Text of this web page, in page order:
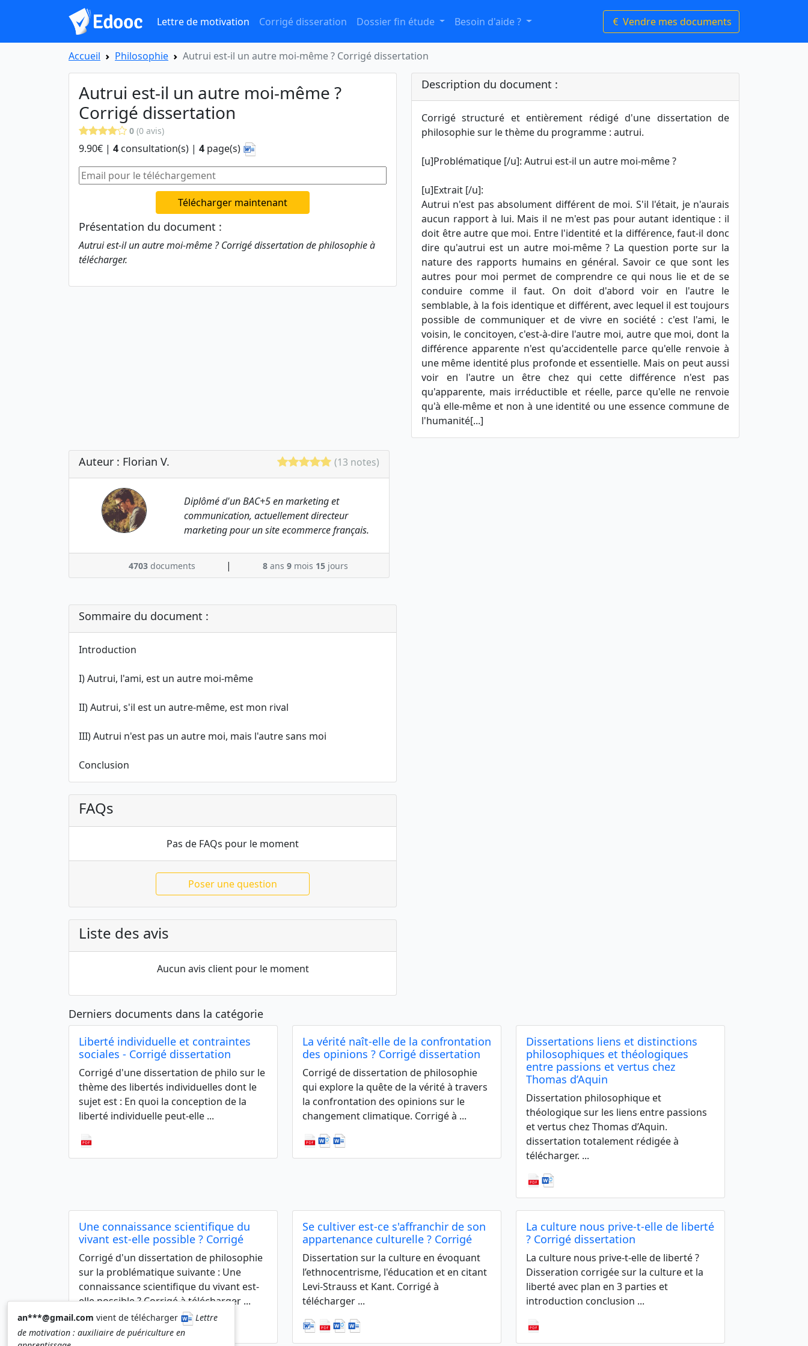
Lettre de motivation Corrigé disseration Dossier fin étude Besoin d'aide ? Vendre mes documents
Accueil Philosophie Autrui est-il un autre moi-même ? Corrigé dissertation
Autrui est-il un autre moi-même ?
Corrigé dissertation
0 (0 avis)
9.90€ | 4 consultation(s) | 4 page(s)
Télécharger maintenant
Présentation du document :
Autrui est-il un autre moi-même ? Corrigé dissertation de philosophie à
télécharger.
Description du document :
Corrigé structuré et entièrement rédigé d'une dissertation de
philosophie sur le thème du programme : autrui.
[u]Problématique [/u]: Autrui est-il un autre moi-même ?
[u]Extrait [/u]:
Autrui n'est pas absolument différent de moi. S'il l'était, je n'aurais
aucun rapport à lui. Mais il ne m'est pas pour autant identique : il
doit être autre que moi. Entre l'identité et la différence, faut-il donc
dire qu'autrui est un autre moi-même ? La question porte sur la
nature des rapports humains en général. Savoir ce que sont les
autres pour moi permet de comprendre ce qui nous lie et de se
conduire comme il faut. On doit d'abord voir en l'autre le
semblable, à la fois identique et différent, avec lequel il est toujours
possible de communiquer et de vivre en société : c'est l'ami, le
voisin, le concitoyen, c'est-à-dire l'autre moi, autre que moi, dont la
différence apparente n'est qu'accidentelle parce qu'elle renvoie à
une même identité plus profonde et essentielle. Mais on peut aussi
voir en l'autre un être chez qui cette différence n'est pas
qu'apparente, mais irréductible et réelle, parce qu'elle ne renvoie
qu'à elle-même et non à une identité ou une essence commune de
l'humanité[...]
Auteur : Florian V. (13 notes)
Diplômé d'un BAC+5 en marketing et
communication, actuellement directeur
marketing pour un site ecommerce français.
4703 documents | 8ans 9mois 15jours
Sommaire du document :
Introduction
I) Autrui, l'ami, est un autre moi-même
II) Autrui, s'il est un autre-même, est mon rival
III) Autrui n'est pas un autre moi, mais l'autre sans moi
Conclusion
FAQs
Pas de FAQs pour le moment
Poser une question
Liste des avis
Aucun avis client pour le moment
Derniers documents dans la catégorie
Liberté individuelle et contraintes
sociales - Corrigé dissertation
Corrigé d'une dissertation de philo sur le
thème des libertés individuelles dont le
sujet est : En quoi la conception de la
liberté individuelle peut-elle ...
La vérité naît-elle de la confrontation
des opinions ? Corrigé dissertation
Corrigé de dissertation de philosophie
qui explore la quête de la vérité à travers
la confrontation des opinions sur le
changement climatique. Corrigé à ...
Dissertations liens et distinctions
philosophiques et théologiques
entre passions et vertus chez
Thomas d’Aquin
Dissertation philosophique et
théologique sur les liens entre passions
et vertus chez Thomas d’Aquin.
dissertation totalement rédigée à
télécharger. ...
Une connaissance scientifique du
vivant est-elle possible ? Corrigé
Corrigé d'un dissertation de philosophie
sur la problématique suivante : Une
connaissance scientifique du vivant est-
elle possible ? Corrigé à télécharger ...
(1)
Se cultiver est-ce s'affranchir de son
appartenance culturelle ? Corrigé
Dissertation sur la culture en évoquant
l’ethnocentrisme, l'éducation et en citant
Levi-Strauss et Kant. Corrigé à
télécharger ...
La culture nous prive-t-elle de liberté
? Corrigé dissertation
La culture nous prive-t-elle de liberté ?
Disseration corrigée sur la culture et la
liberté avec plan en 3 parties et
introduction conclusion ...
an***@gmail.com vient de télécharger
Lettre
de motivation : auxiliaire de puériculture en